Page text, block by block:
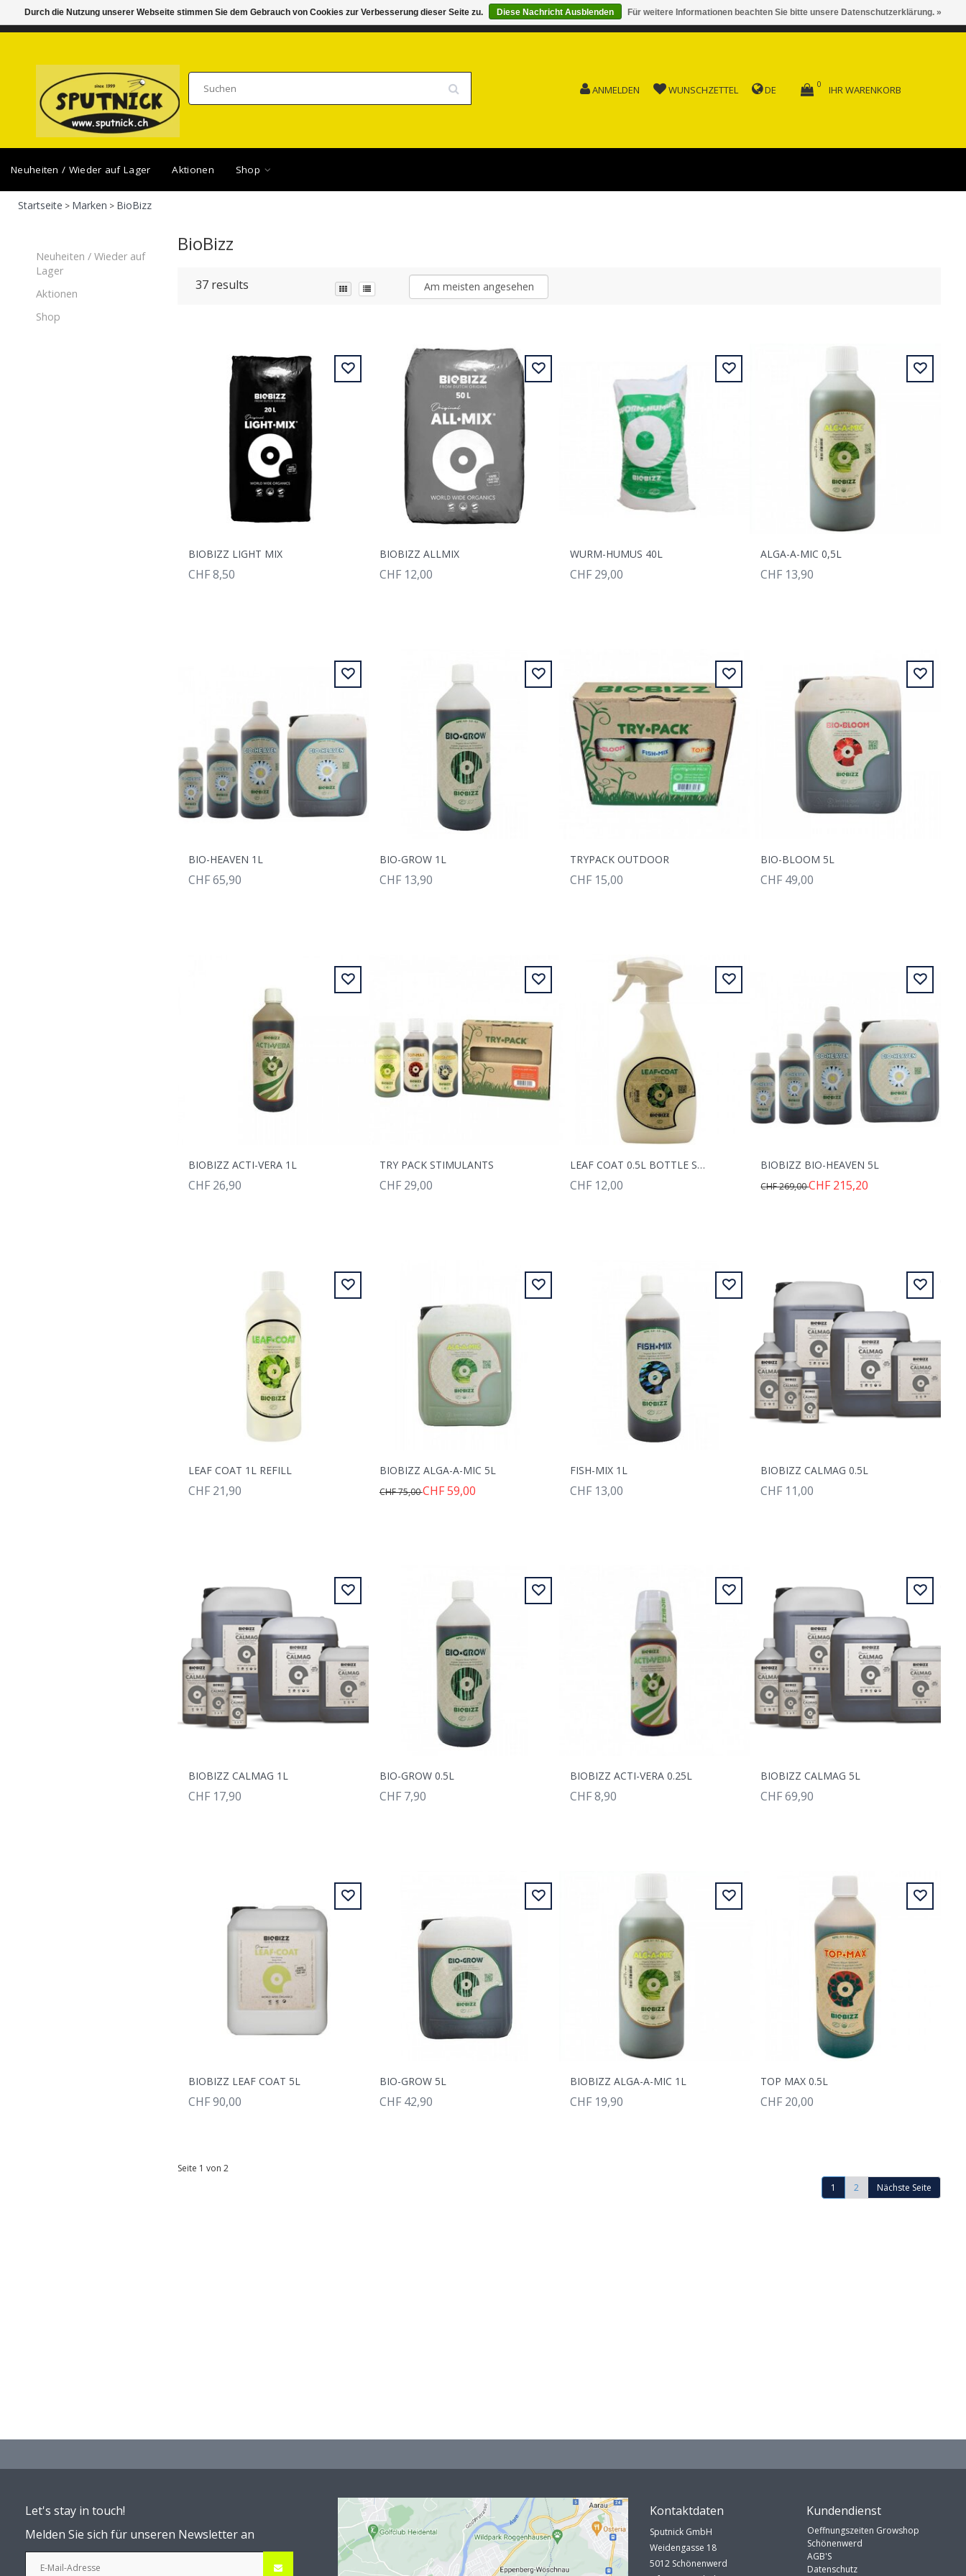
DI-FR 11.00 - 18.30, SA 10.00 - 16.00 SAMSTAG 15.08. GESCHLOSSEN FEIERTAG VERSANDKOSTENFREI AB FR. 150.00
ANMELDEN WUNSCHZETTEL DE IHR WARENKORB
0
Neuheiten / Wieder auf Lager Aktionen Shop
Startseite > Marken > BioBizz
Neuheiten / Wieder auf
Lager
Aktionen
Shop
BioBizz
37 results Am meisten angesehen
BIOBIZZ LIGHT MIX
CHF 8,50
BIOBIZZ ALLMIX
CHF 12,00
WURM-HUMUS 40L
CHF 29,00
ALGA-A-MIC 0,5L
CHF 13,90
BIO-HEAVEN 1L
CHF 65,90
BIO-GROW 1L
CHF 13,90
TRYPACK OUTDOOR
CHF 15,00
BIO-BLOOM 5L
CHF 49,00
BIOBIZZ ACTI-VERA 1L
CHF 26,90
TRY PACK STIMULANTS
CHF 29,00
LEAF COAT 0.5L BOTTLE SPRAY
CHF 12,00
BIOBIZZ BIO-HEAVEN 5L
CHF 269,00CHF 215,20
LEAF COAT 1L REFILL
CHF 21,90
BIOBIZZ ALGA-A-MIC 5L
CHF 75,00CHF 59,00
FISH-MIX 1L
CHF 13,00
BIOBIZZ CALMAG 0.5L
CHF 11,00
BIOBIZZ CALMAG 1L
CHF 17,90
BIO-GROW 0.5L
CHF 7,90
BIOBIZZ ACTI-VERA 0.25L
CHF 8,90
BIOBIZZ CALMAG 5L
CHF 69,90
BIOBIZZ LEAF COAT 5L
CHF 90,00
BIO-GROW 5L
CHF 42,90
BIOBIZZ ALGA-A-MIC 1L
CHF 19,90
TOP MAX 0.5L
CHF 20,00
Seite 1 von 2
1
2 Nächste Seite
Let's stay in touch!
Melden Sie sich für unseren Newsletter an
Kontaktdaten
Sputnick GmbH
Weidengasse 18
5012 Schönenwerd
Kundendienst
Oeffnungszeiten Growshop
Schönenwerd
AGB'S
Datenschutz
Durch die Nutzung unserer Webseite stimmen Sie dem Gebrauch von Cookies zur Verbesserung dieser Seite zu. Diese Nachricht Ausblenden Für weitere Informationen beachten Sie bitte unsere Datenschutzerklärung. »